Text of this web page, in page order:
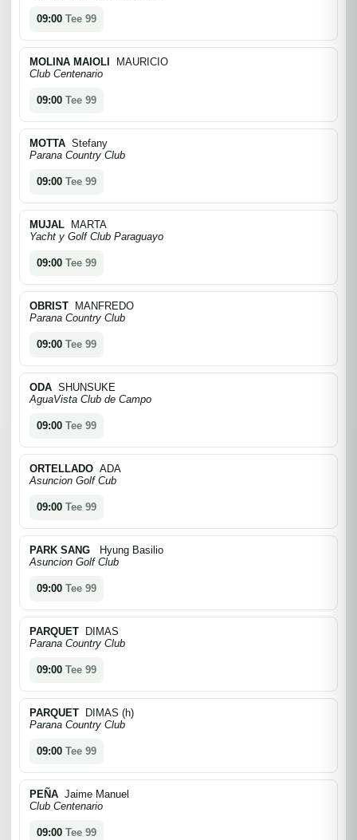
09:00 Tee 99
MOLINA MAIOLI
MAURICIO
Club Centenario
09:00 Tee 99
MOTTA Stefany
Parana Country Club
09:00 Tee 99
MUJAL MARTA
Yacht y Golf Club Paraguayo
09:00 Tee 99
OBRIST MANFREDO
Parana Country Club
09:00 Tee 99
ODA SHUNSUKE
AguaVista Club de Campo
09:00 Tee 99
ORTELLADO ADA
Asuncion Golf Cub
09:00 Tee 99
PARK SANG Hyung Basilio
Asuncion Golf Club
09:00 Tee 99
PARQUET DIMAS
Parana Country Club
09:00 Tee 99
PARQUET DIMAS (h)
Parana Country Club
09:00 Tee 99
PEÑA Jaime Manuel
Club Centenario
09:00 Tee 99